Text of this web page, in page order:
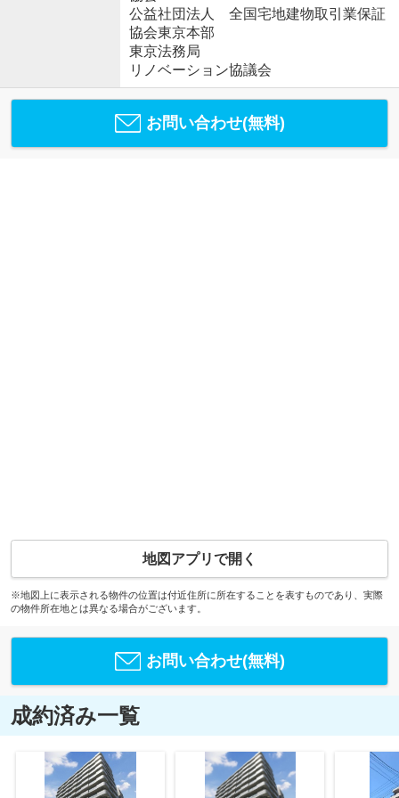
公益社団法人 全国宅地建物取引業保証
協会東京本部
東京法務局
リノベーション協議会
お問い合わせ(無料)
地図アプリで開く
※地図上に表示される物件の位置は付近住所に所在することを表すものであり、実際
の物件所在地とは異なる場合がございます。
お問い合わせ(無料)
成約済み一覧